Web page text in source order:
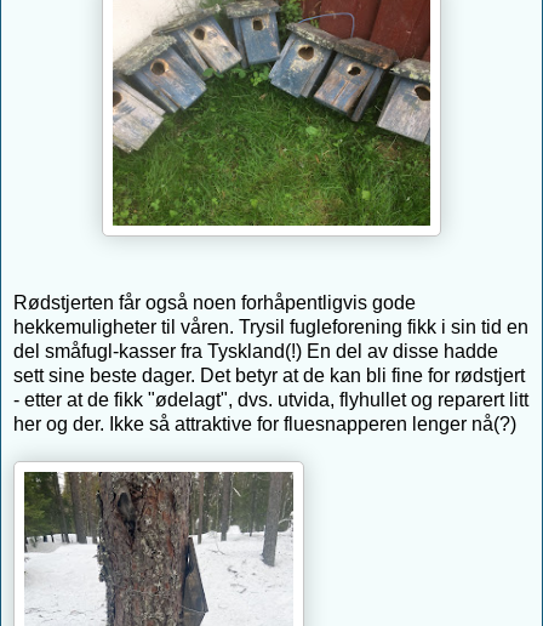
Rødstjerten får også noen forhåpentligvis gode
hekkemuligheter til våren. Trysil fugleforening fikk i sin tid en
del småfugl-kasser fra Tyskland(!) En del av disse hadde
sett sine beste dager. Det betyr at de kan bli fine for rødstjert
- etter at de fikk "ødelagt", dvs. utvida, flyhullet og reparert litt
her og der. Ikke så attraktive for fluesnapperen lenger nå(?)